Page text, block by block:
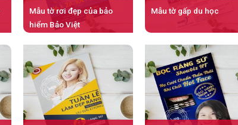
Mẫu tờ rơi đẹp của bảo
hiểm Bảo Việt
Mẫu tờ gấp du học